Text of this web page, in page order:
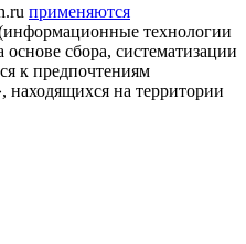
применяются
технологии
сбора, систематизации
к предпочтениям
находящихся на территории